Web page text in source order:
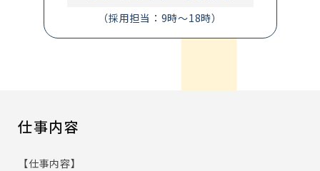
（採用担当：9時～18時）
仕事内容
【仕事内容】